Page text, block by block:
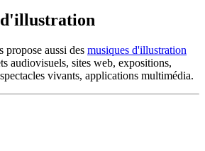
d'illustration
propose aussi des musiques d'illustration
audiovisuels, sites web, expositions,
vivants, applications multimédia.